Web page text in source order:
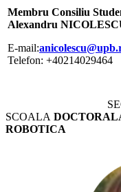
Membru Consiliu
Alexandru
E-mail:
Telefon: +40214029464
SCOALA
ROBOTICA